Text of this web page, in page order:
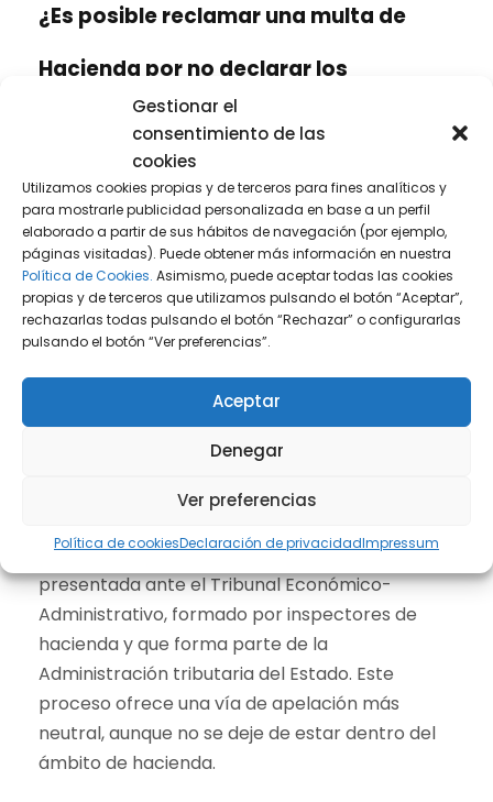
Gestionar el
consentimiento de las
cookies
Utilizamos cookies propias y de terceros para fines analíticos y
para mostrarle publicidad personalizada en base a un perfil
elaborado a partir de sus hábitos de navegación (por ejemplo,
páginas visitadas). Puede obtener más información en nuestra
Política de Cookies. Asimismo, puede aceptar todas las cookies
propias y de terceros que utilizamos pulsando el botón “Aceptar”,
rechazarlas todas pulsando el botón “Rechazar” o configurarlas
pulsando el botón “Ver preferencias”.
Aceptar
Denegar
Ver preferencias
Política de cookiesDeclaración de privacidadImpressum
¿Es posible reclamar una multa de
Hacienda por no declarar los
ingresos?
En general, es posible impugnar todas las
multas recibidas mediante dos opciones
principales: el recurso de reposición o la
reclamación administrativa. El recurso de
reposición debe presentarse directamente
ante la Agencia Tributaria, en concreto ante el
mismo órgano que dictó la resolución
impugnada, por lo que las probabilidades de
éxito no acostumbran a ser excesivas, dado
resuelven los mismos que han emitido la
reclamación administrativa, que debe ser
presentada ante el Tribunal Económico-
Administrativo, formado por inspectores de
hacienda y que forma parte de la
Administración tributaria del Estado. Este
proceso ofrece una vía de apelación más
neutral, aunque no se deje de estar dentro del
ámbito de hacienda.